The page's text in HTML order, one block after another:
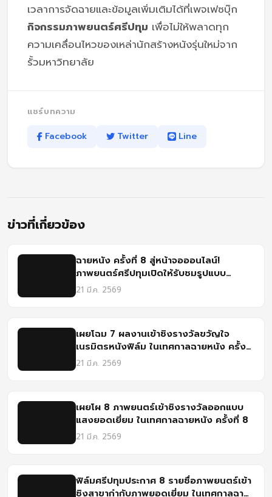
เวลาการจัดฉายและข้อมูลเพิ่มเติมได้ที่เพจเฟซบุ๊ก
กิจกรรมภาพยนตร์ศรีปทุม เพื่อไม่ให้พลาดทุก
ความเคลื่อนไหวของเหล่านักสร้างหนังรุ่นใหม่จาก
รั้วมหาวิทยาลัย
แชร์บทความ
Facebook Twitter Line
ข่าวที่เกี่ยวข้อง
ฉายหนัง ครั้งที่ 8 สู่หน้าจอออนไลน์!
ภาพยนตร์ศรีปทุมเปิดให้รับชมรูปแบบ
Streaming แล้ววันนี้
21 มี.ค. 2569
เผยโฉม 7 ผลงานเข้าชิงรางวัลขวัญใจ
เนรมิตรหนังฟิล์ม ในเทศกาลฉายหนัง ครั้งที่
8 โดยฟิล์มศรีปทุม
21 มี.ค. 2569
เผยโผ 8 ภาพยนตร์เข้าชิงรางวัลออกแบบ
แสงยอดเยี่ยม ในเทศกาลฉายหนัง ครั้งที่ 8
21 มี.ค. 2569
ฟิล์มศรีปทุมประกาศ 8 รายชื่อภาพยนตร์เข้า
ชิงสาขากำกับภาพยอดเยี่ยม ในเทศกาลฉาย